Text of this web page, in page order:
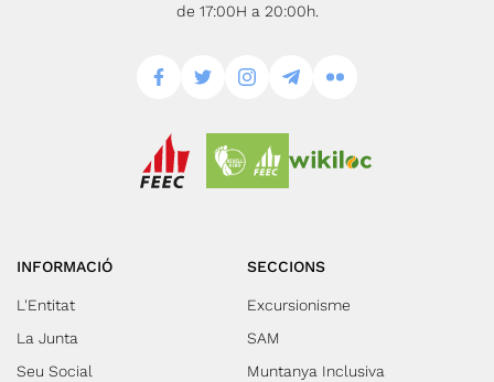
de 17:00H a 20:00h.
INFORMACIÓ
L'Entitat
La Junta
Seu Social
SECCIONS
Excursionisme
SAM
Muntanya Inclusiva